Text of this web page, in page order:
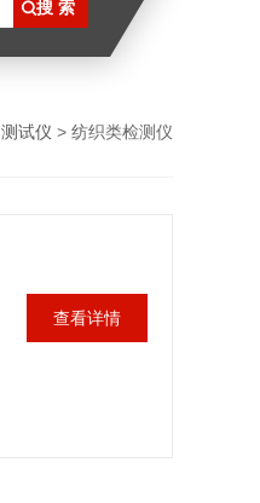
测试仪 > 纺织类检测仪
查看详情